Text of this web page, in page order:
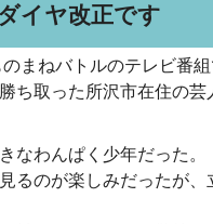
イヤ改正です
まねバトルのテレビ番
ち取った所沢市在住の
なわんぱく少年だった。
るのが楽しみだったが、